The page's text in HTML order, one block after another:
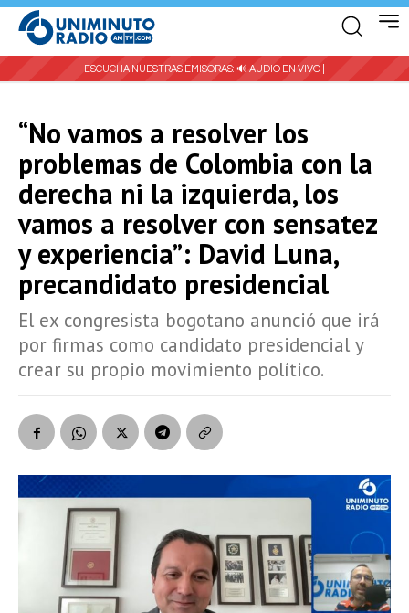
ESCUCHA NUESTRAS EMISORAS: 🔊 AUDIO EN VIVO |
“No vamos a resolver los
problemas de Colombia con la
derecha ni la izquierda, los
vamos a resolver con sensatez
y experiencia”: David Luna,
precandidato presidencial
El ex congresista bogotano anunció que irá
por firmas como candidato presidencial y
crear su propio movimiento político.